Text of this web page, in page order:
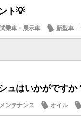
ト💡
試乗車・展示車 新型車
ュはいかがですか
ンテナンス オイル